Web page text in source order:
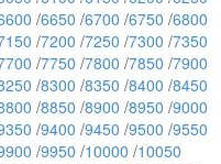
/6650 /6700 /6750 /6800
/7200 /7250 /7300 /7350
/7750 /7800 /7850 /7900
/8300 /8350 /8400 /8450
/8850 /8900 /8950 /9000
/9400 /9450 /9500 /9550
/9950 /10000 /10050